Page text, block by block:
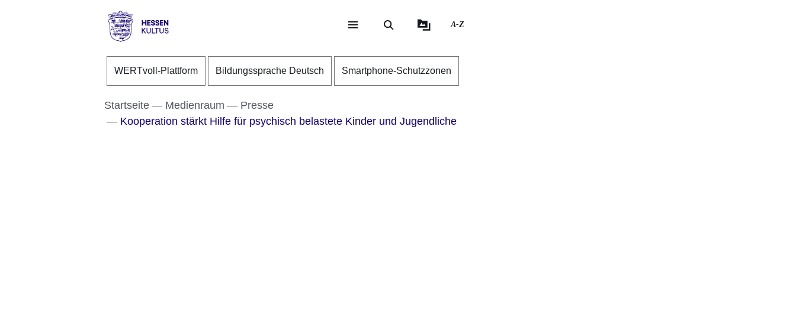
Direkt zum Kopf der Seite
Direkt zum Inhalt
Direkt zum Fuß der Seite
Kultus
A-Z
WERTvoll-Plattform Bildungssprache Deutsch Smartphone-Schutzzonen
Startseite Medienraum
Presse
Kooperation stärkt Hilfe für psychisch belastete Kinder und Jugendliche